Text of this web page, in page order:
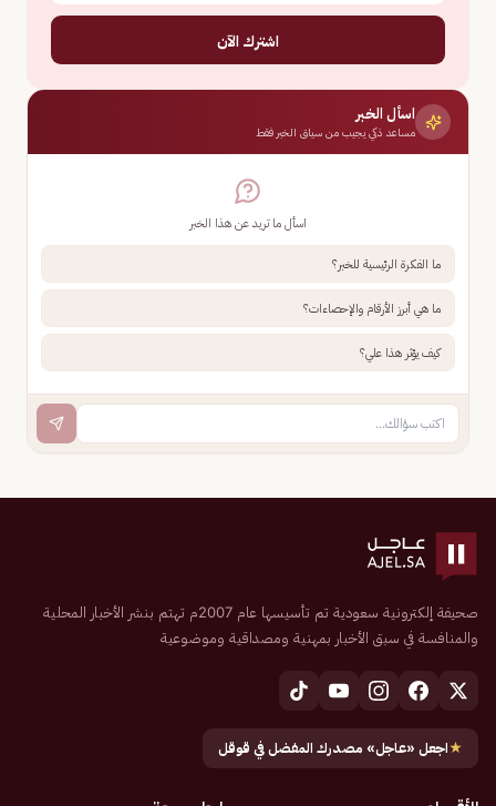
اشترك الآن
اسأل الخبر
مساعد ذكي يجيب من سياق الخبر فقط
اسأل ما تريد عن هذا الخبر
ما الفكرة الرئيسية للخبر؟
ما هي أبرز الأرقام والإحصاءات؟
كيف يؤثر هذا علي؟
صحيفة إلكترونية سعودية تم تأسيسها عام 2007م تهتم بنشر الأخبار المحلية
والمنافسة في سبق الأخبار بمهنية ومصداقية وموضوعية
★اجعل «عاجل» مصدرك المفضل في قوقل